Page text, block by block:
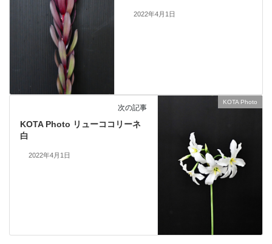
2022年4月1日
KOTA Photo
次の記事
KOTA Photo リューココリーネ
白
2022年4月1日